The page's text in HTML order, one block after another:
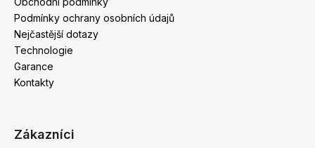
Podmínky ochrany osobních údajů
Nejčastější dotazy
Technologie
Garance
Kontakty
Zákazníci